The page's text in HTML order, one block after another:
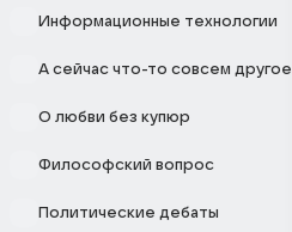
Информационные технологии
А сейчас что-то совсем другое
О любви без купюр
Философский вопрос
Политические дебаты